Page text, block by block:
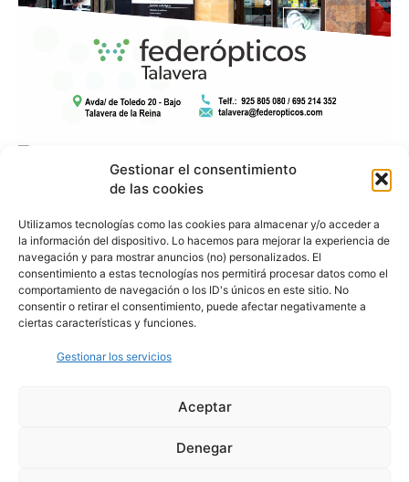
Gestionar el consentimiento
de las cookies
Utilizamos tecnologías como las cookies para almacenar y/o acceder a
la información del dispositivo. Lo hacemos para mejorar la experiencia de
navegación y para mostrar anuncios (no) personalizados. El
consentimiento a estas tecnologías nos permitirá procesar datos como el
comportamiento de navegación o los ID's únicos en este sitio. No
consentir o retirar el consentimiento, puede afectar negativamente a
ciertas características y funciones.
Gestionar los servicios
Aceptar
Denegar